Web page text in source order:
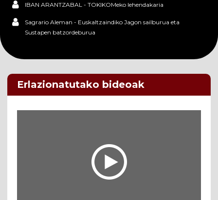
IBAN ARANTZABAL - TOKIKOMeko lehendakaria
Sagrario Aleman - Euskaltzaindiko Jagon sailburua eta
Sustapen batzordeburua
Erlazionatutako bideoak